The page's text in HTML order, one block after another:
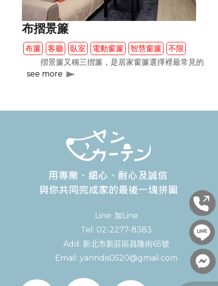
布摺景簾
布簾 客廳 臥室 電動窗簾 智慧窗簾
不限
摺景簾又稱三摺簾，是居家窗簾選擇裡最常見的窗
see more
Line: 加Line
Tel: 02-2277-8383
Add: 新北市新莊區昌隆街65號
Email: yanndis0520@gmail.com